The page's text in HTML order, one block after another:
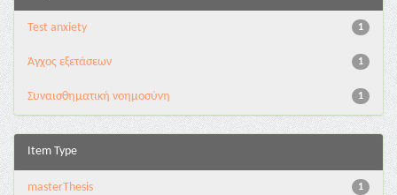
1
Test anxiety
1
Άγχος εξετάσεων
1
Συναισθηματική νοημοσύνη
Item Type
1
masterThesis